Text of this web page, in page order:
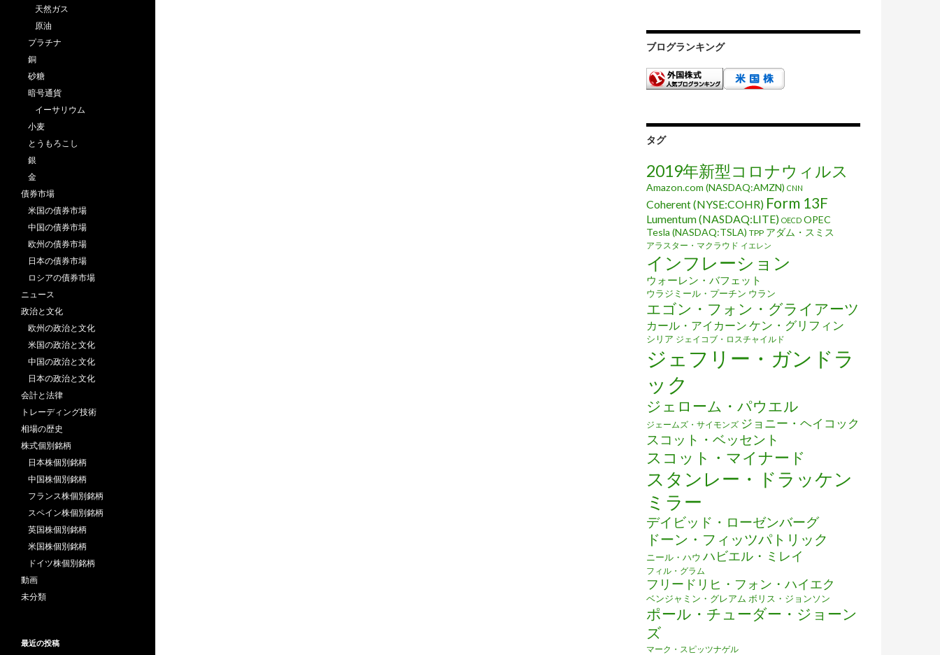
ブログランキング
タグ
2019年新型コロナウィルス
Amazon.com (NASDAQ:AMZN) CNN
Coherent (NYSE:COHR) Form 13F
Lumentum (NASDAQ:LITE) OECD OPEC
Tesla (NASDAQ:TSLA) TPP アダム・スミス
アラスター・マクラウド イエレン
インフレーション
ウォーレン・バフェット
ウラジミール・プーチン ウラン
エゴン・フォン・グライアーツ
カール・アイカーン ケン・グリフィン
シリア ジェイコブ・ロスチャイルド
ジェフリー・ガンドラ
ック
ジェローム・パウエル
ジェームズ・サイモンズ ジョニー・ヘイコック
スコット・ベッセント
スコット・マイナード
スタンレー・ドラッケン
ミラー
デイビッド・ローゼンバーグ
ドーン・フィッツパトリック
ニール・ハウ ハビエル・ミレイ
フィル・グラム
フリードリヒ・フォン・ハイエク
ベンジャミン・グレアム ボリス・ジョンソン
ポール・チューダー・ジョーン
ズ
マーク・スピッツナゲル
天然ガス
原油
プラチナ
銅
砂糖
暗号通貨
イーサリウム
小麦
とうもろこし
銀
金
債券市場
米国の債券市場
中国の債券市場
欧州の債券市場
日本の債券市場
ロシアの債券市場
ニュース
政治と文化
欧州の政治と文化
米国の政治と文化
中国の政治と文化
日本の政治と文化
会計と法律
トレーディング技術
相場の歴史
株式個別銘柄
日本株個別銘柄
中国株個別銘柄
フランス株個別銘柄
スペイン株個別銘柄
英国株個別銘柄
米国株個別銘柄
ドイツ株個別銘柄
動画
未分類
最近の投稿